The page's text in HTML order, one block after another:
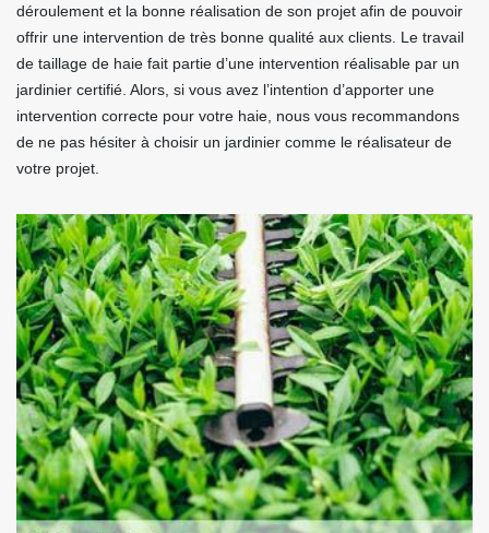
déroulement et la bonne réalisation de son projet afin de pouvoir
offrir une intervention de très bonne qualité aux clients. Le travail
de taillage de haie fait partie d’une intervention réalisable par un
jardinier certifié. Alors, si vous avez l’intention d’apporter une
intervention correcte pour votre haie, nous vous recommandons
de ne pas hésiter à choisir un jardinier comme le réalisateur de
votre projet.